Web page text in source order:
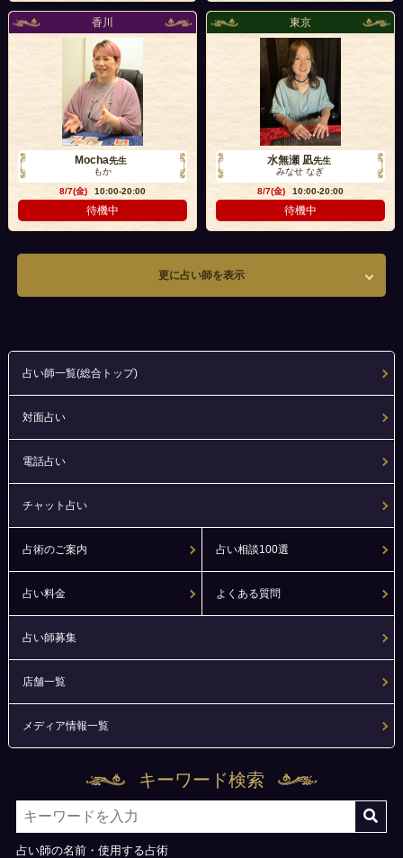
香川
Mocha先生
もか
8/7(金)
10:00-20:00
待機中
東京
水無瀬 凪先生
みなせ なぎ
8/7(金)
10:00-20:00
待機中
更に占い師を表示
占い師一覧(総合トップ)
対面占い
電話占い
チャット占い
占術のご案内 占い相談100選
占い料金 よくある質問
占い師募集
店舗一覧
メディア情報一覧
キーワード検索
占い師の名前・使用する占術